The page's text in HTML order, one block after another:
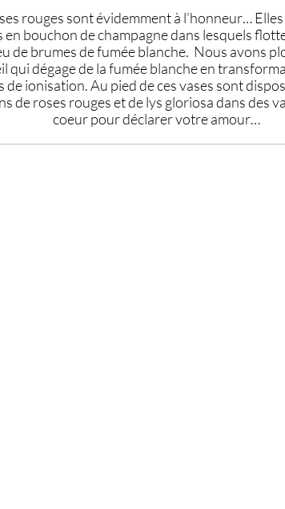
rouges sont évidemment à l’honneur…
en bouchon de champagne dans lesquels
de brumes de fumée blanche. Nous avons
qui dégage de la fumée blanche en
de ionisation. Au pied de ces vases sont
de roses rouges et de lys gloriosa dans des
coeur pour déclarer votre amour…